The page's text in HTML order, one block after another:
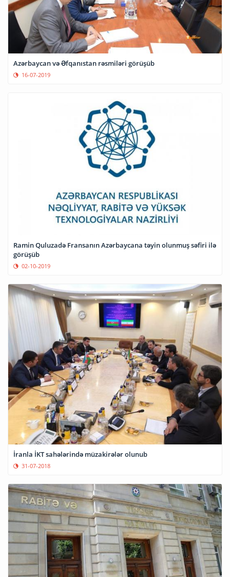
Azərbaycan və Əfqanıstan rəsmiləri görüşüb
16-07-2019
Ramin Quluzadə Fransanın Azərbaycana təyin olunmuş səfiri ilə
görüşüb
02-10-2019
İranla İKT sahələrində müzakirələr olunub
31-07-2018